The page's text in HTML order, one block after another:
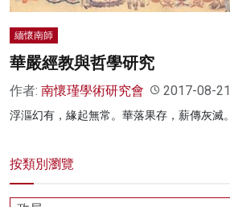
緬懷南師
華嚴經教與哲學研究
作者: 南懷瑾學術研究會 2017-08-21
浮漚幻有，緣起無常。華落果存，薪傳灰滅。
按類別瀏覽